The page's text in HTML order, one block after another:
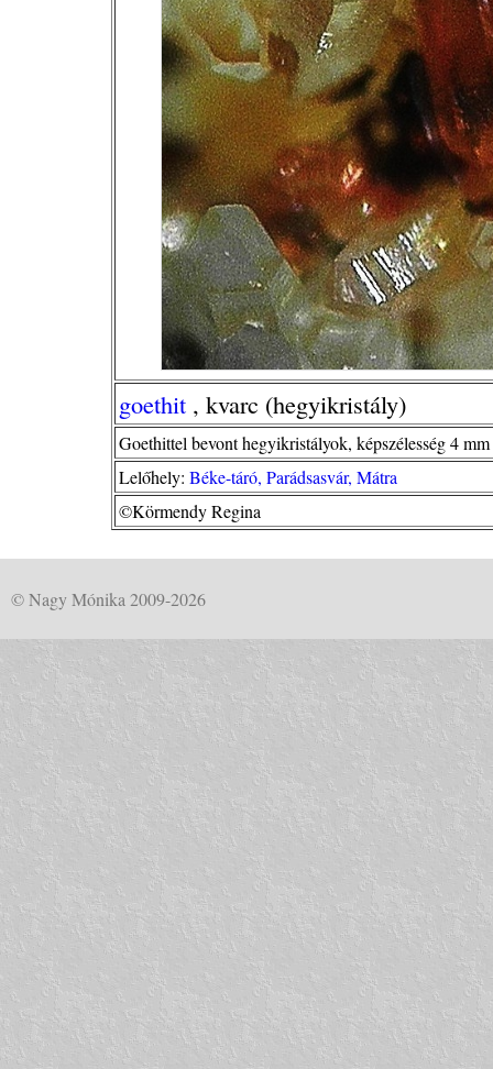
goethit , kvarc (hegyikristály)
Goethittel bevont hegyikristályok, képszélesség 4 mm
Lelőhely: Béke-táró, Parádsasvár, Mátra
©Körmendy Regina
© Nagy Mónika 2009-2026